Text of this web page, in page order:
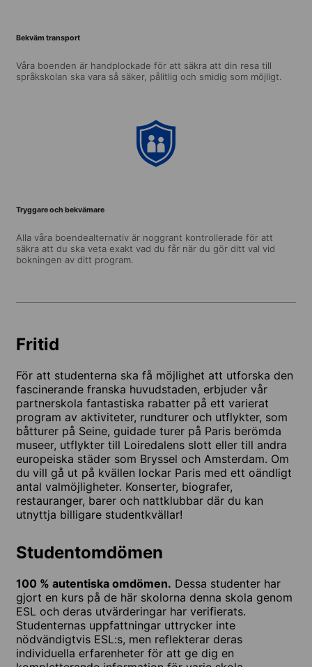
Bekväm transport
Våra boenden är handplockade för att säkra att din resa till
språkskolan ska vara så säker, pålitlig och smidig som möjligt.
Tryggare och bekvämare
Alla våra boendealternativ är noggrant kontrollerade för att
säkra att du ska veta exakt vad du får när du gör ditt val vid
bokningen av ditt program.
Fritid
För att studenterna ska få möjlighet att utforska den
fascinerande franska huvudstaden, erbjuder vår
partnerskola fantastiska rabatter på ett varierat
program av aktiviteter, rundturer och utflykter, som
båtturer på Seine, guidade turer på Paris berömda
museer, utflykter till Loiredalens slott eller till andra
europeiska städer som Bryssel och Amsterdam. Om
du vill gå ut på kvällen lockar Paris med ett oändligt
antal valmöjligheter. Konserter, biografer,
restauranger, barer och nattklubbar där du kan
utnyttja billigare studentkvällar!
Studentomdömen
100 % autentiska omdömen. Dessa studenter har
gjort en kurs på de här skolorna denna skola genom
ESL och deras utvärderingar har verifierats.
Studenternas uppfattningar uttrycker inte
nödvändigtvis ESL:s, men reflekterar deras
individuella erfarenheter för att ge dig en